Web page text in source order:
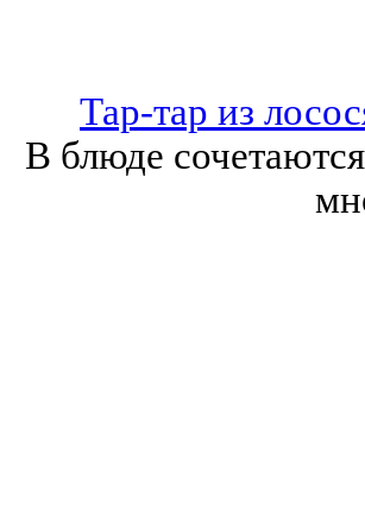
Тар-тар из
В блюде